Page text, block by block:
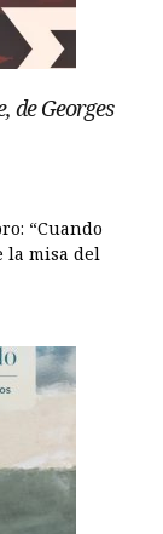
de Georges
“Cuando
la misa del